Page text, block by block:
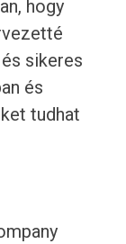
hogy
sikeres
és
tudhat